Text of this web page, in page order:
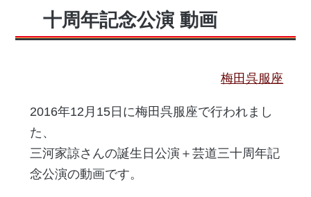
十周年記念公演 動画
梅田呉服座
2016年12月15日に梅田呉服座で行われまし
た、
三河家諒さんの誕生日公演＋芸道三十周年記
念公演の動画です。